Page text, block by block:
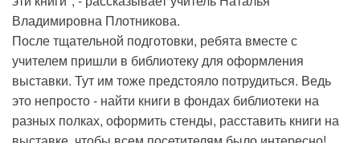
Владимировна Плотникова.
После тщательной подготовки, ребята вместе с
учителем пришли в библиотеку для оформления
выставки. Тут им тоже предстояло потрудиться. Ведь
это непросто - найти книги в фондах библиотеки на
разных полках, оформить стенды, расставить книги на